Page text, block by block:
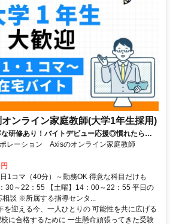
ンライン家庭教師(大学1年生採用)
な研修あり！バイトデビュー応援◎慣れたらお
バイト☆
レーション Axisのオンライン家庭教師
1コマ（40分）～勤務OK 得意な科目だけも
30～22：55 【土曜】14：00～22：55 平日の
談 ※所属する指導センタ...
を迎える今、一人ひとりの 可能性を共に広げる
に合格するために 一生懸命頑張ってきた受験